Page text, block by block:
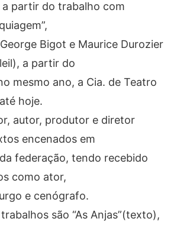
partir do trabalho com
Bigot e Maurice Durozier
a partir do
mesmo ano, a Cia. de Teatro
hoje.
autor, produtor e diretor
encenados em
federação, tendo recebido
como ator,
e cenógrafo.
são “As Anjas”(texto),